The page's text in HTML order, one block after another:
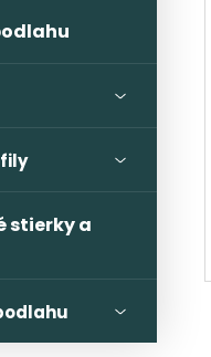
stierky a